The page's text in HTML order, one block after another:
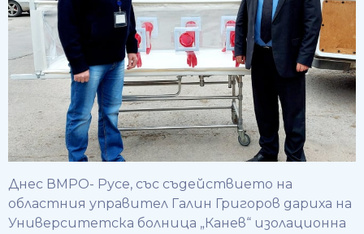
Днес ВМРО- Русе, със съдействието на
областния управител Галин Григоров дариха на
Университетска болница „Канев“ изолационна